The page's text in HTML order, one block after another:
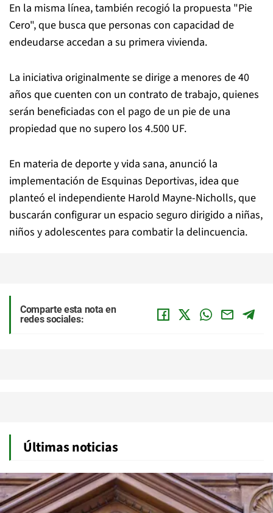
En la misma línea, también recogió la propuesta "Pie
Cero", que busca que personas con capacidad de
endeudarse accedan a su primera vivienda.
La iniciativa originalmente se dirige a menores de 40
años que cuenten con un contrato de trabajo, quienes
serán beneficiadas con el pago de un pie de una
propiedad que no supero los 4.500 UF.
En materia de deporte y vida sana, anunció la
implementación de Esquinas Deportivas, idea que
planteó el independiente Harold Mayne-Nicholls, que
buscarán configurar un espacio seguro dirigido a niñas,
niños y adolescentes para combatir la delincuencia.
Comparte esta nota en
redes sociales:
Últimas noticias